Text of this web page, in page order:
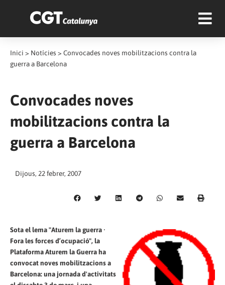
Inici > Notícies > Convocades noves mobilitzacions contra la
guerra a Barcelona
Convocades noves
mobilitzacions contra la
guerra a Barcelona
Dijous, 22 febrer, 2007
Sota el lema "Aturem la guerra ·
Fora les forces d’ocupació", la
Plataforma Aturem la Guerra ha
convocat noves mobilitzacions a
Barcelona: una jornada d'activitats